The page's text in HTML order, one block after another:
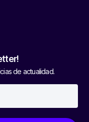
de actualidad.